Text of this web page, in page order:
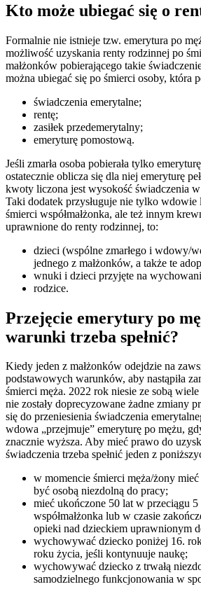
Kto może ubiegać się o
Formalnie nie istnieje tzw. emerytura po
możliwość uzyskania renty rodzinnej po
małżonków pobierającego takie
można ubiegać się po śmierci osoby, która
świadczenia emerytalne;
rentę;
zasiłek przedemerytalny;
emeryturę pomostową.
Jeśli zmarła osoba pobierała tylko
ostatecznie oblicza się dla niej emeryturę
kwoty liczona jest wysokość świadczenia
Taki dodatek przysługuje nie tylko
śmierci współmałżonka, ale też innym
uprawnione do renty rodzinnej, to:
dzieci (wspólne zmarłego i wdowy/
jednego z małżonków, a także te
wnuki i dzieci przyjęte na
rodzice.
Przejęcie emerytury po
warunki trzeba spełnić?
Kiedy jeden z małżonków odejdzie na
podstawowych warunków, aby nastąpiła
śmierci męża. 2022 rok niesie ze sobą
nie zostały doprecyzowane żadne zmiany
się do przeniesienia świadczenia
wdowa „przejmuje” emeryturę po mężu,
znacznie wyższa. Aby mieć prawo do
świadczenia trzeba spełnić jeden z
w momencie śmierci męża/żony
być osobą niezdolną do pracy;
mieć ukończone 50 lat w przeciągu
współmałżonka lub w czasie
opieki nad dzieckiem uprawnionym
wychowywać dziecko poniżej 16.
roku życia, jeśli kontynuuje naukę;
wychowywać dziecko z trwałą
samodzielnego funkcjonowania w